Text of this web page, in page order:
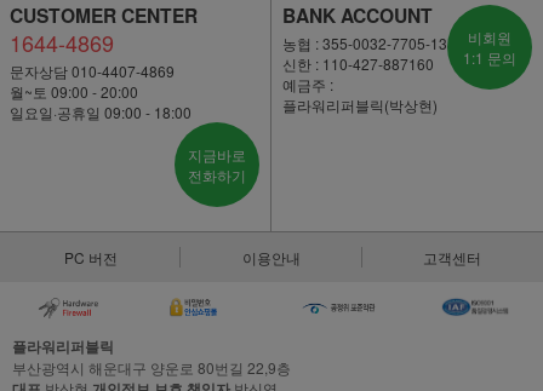
CUSTOMER CENTER
1644-4869
문자상담 010-4407-4869
월~토 09:00 - 20:00
일요일·공휴일 09:00 - 18:00
지금바로
전화하기
BANK ACCOUNT
농협 : 355-0032-7705-13
신한 : 110-427-887160
예금주 :
플라워리퍼블릭(박상현)
비회원
1:1 문의
PC 버전 이용안내 고객센터
플라워리퍼블릭
부산광역시 해운대구 양운로 80번길 22,9층